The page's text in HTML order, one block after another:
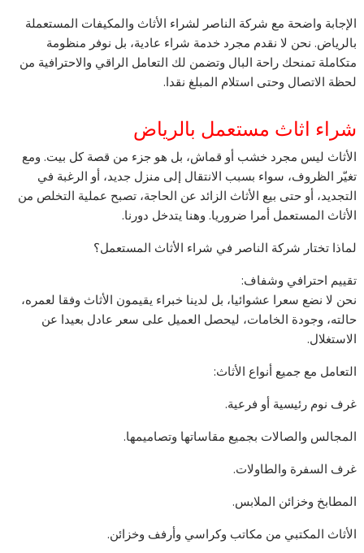
الإجابة واضحة مع شركة الناصر لشراء الأثاث والمكيفات المستعملة
بالرياض. نحن لا نقدم مجرد خدمة شراء عادية، بل نوفر منظومة
متكاملة تمنحك راحة البال وتضمن لك التعامل الراقي والاحترافية من
لحظة الاتصال وحتى استلام المبلغ نقدا.
شراء اثاث مستعمل بالرياض
الأثاث ليس مجرد خشب أو قماش، بل هو جزء من قصة كل بيت. ومع
تغيّر الظروف، سواء بسبب الانتقال إلى منزل جديد، أو الرغبة في
التجديد، أو حتى بيع الأثاث الزائد عن الحاجة، تصبح عملية التخلص من
الأثاث المستعمل أمرا ضروريا. وهنا يتدخل دورنا.
لماذا تختار شركة الناصر في شراء الأثاث المستعمل؟
تقييم احترافي وشفاف:
نحن لا نضع سعرا عشوائيا، بل لدينا خبراء يقيمون الأثاث وفقا لعمره،
حالته، وجودة الخامات، ليحصل العميل على سعر عادل بعيدا عن
الاستغلال.
التعامل مع جميع أنواع الأثاث:
غرف نوم رئيسية أو فرعية.
المجالس والصالات بجميع مقاساتها وتصاميمها.
غرف السفرة والطاولات.
المطابخ وخزائن الملابس.
الأثاث المكتبي من مكاتب وكراسي وأرفف وخزائن.